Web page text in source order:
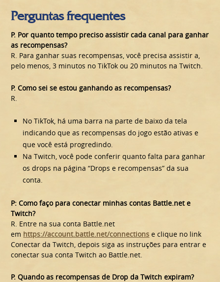
Perguntas frequentes
P. Por quanto tempo preciso assistir cada canal para ganhar
as recompensas?
R. Para ganhar suas recompensas, você precisa assistir a,
pelo menos, 3 minutos no TikTok ou 20 minutos na Twitch.
P. Como sei se estou ganhando as recompensas?
R.
No TikTok, há uma barra na parte de baixo da tela
indicando que as recompensas do jogo estão ativas e
que você está progredindo.
Na Twitch, você pode conferir quanto falta para ganhar
os drops na página “Drops e recompensas” da sua
conta.
P: Como faço para conectar minhas contas Battle.net e
Twitch?
R. Entre na sua conta Battle.net
em https://account.battle.net/connections e clique no link
Conectar da Twitch, depois siga as instruções para entrar e
conectar sua conta Twitch ao Battle.net.
P. Quando as recompensas de Drop da Twitch expiram?